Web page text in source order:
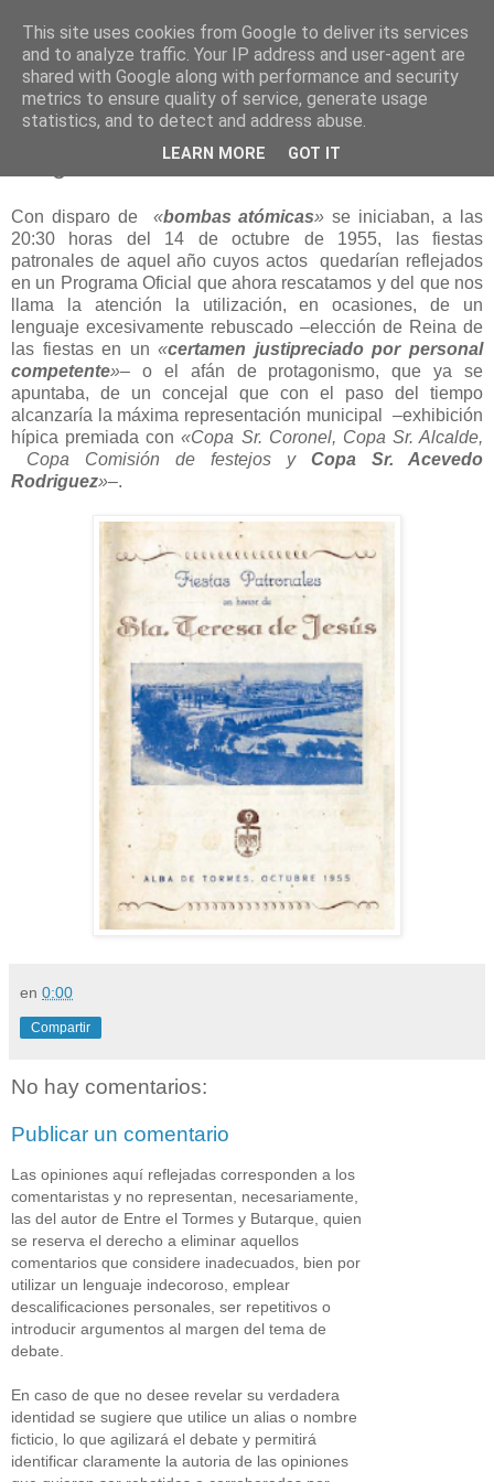
Programa de fiestas 1955
Con disparo de «bombas atómicas» se iniciaban, a las
20:30 horas del 14 de octubre de 1955, las fiestas
patronales de aquel año cuyos actos quedarían reflejados
en un Programa Oficial que ahora rescatamos y del que nos
llama la atención la utilización, en ocasiones, de un
lenguaje excesivamente rebuscado –elección de Reina de
las fiestas en un«certamen justipreciado por personal
competente»– o el afán de protagonismo, que ya se
apuntaba, de un concejal que con el paso del tiempo
alcanzaría la máxima representación municipal –exhibición
hípica premiada con«Copa Sr. Coronel, Copa Sr. Alcalde,
Copa Comisión de festejos y Copa Sr. Acevedo
Rodriguez»–.
en 0:00
Compartir
No hay comentarios:
Publicar un comentario
Las opiniones aquí reflejadas corresponden a los
comentaristas y no representan, necesariamente,
las del autor de Entre el Tormes y Butarque, quien
se reserva el derecho a eliminar aquellos
comentarios que considere inadecuados, bien por
utilizar un lenguaje indecoroso, emplear
descalificaciones personales, ser repetitivos o
introducir argumentos al margen del tema de
debate.
En caso de que no desee revelar su verdadera
identidad se sugiere que utilice un alias o nombre
ficticio, lo que agilizará el debate y permitirá
identificar claramente la autoria de las opiniones
This site uses cookies from Google to deliver its services
and to analyze traffic. Your IP address and user-agent are
shared with Google along with performance and security
metrics to ensure quality of service, generate usage
statistics, and to detect and address abuse.
LEARN MORE GOT IT